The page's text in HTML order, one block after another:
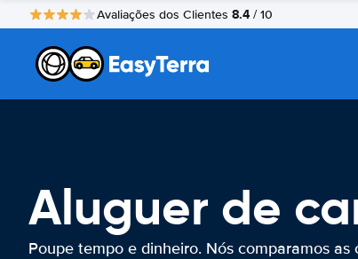
Avaliações dos Clientes 8.4 / 10
Aluguer de
Poupe tempo e dinheiro. Nós comparamos as